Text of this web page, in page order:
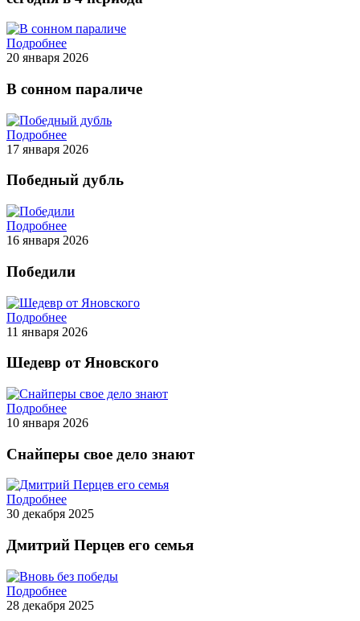
Подробнее
20 января 2026
В сонном параличе
Подробнее
17 января 2026
Победный дубль
Подробнее
16 января 2026
Победили
Подробнее
11 января 2026
Шедевр от Яновского
Подробнее
10 января 2026
Снайперы свое дело знают
Подробнее
30 декабря 2025
Дмитрий Перцев его семья
Подробнее
28 декабря 2025